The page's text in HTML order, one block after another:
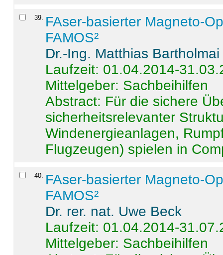
39. FAser-basierter Magneto-
FAMOS²
Dr.-Ing. Matthias Bartholmai
Laufzeit: 01.04.2014-
Mittelgeber: Sachbeihilfen
Abstract: Für die sichere
sicherheitsrelevanter
Windenergieanlagen,
Flugzeugen) spielen in
40. FAser-basierter Magneto-
FAMOS²
Dr. rer. nat. Uwe Beck
Laufzeit: 01.04.2014-
Mittelgeber: Sachbeihilfen